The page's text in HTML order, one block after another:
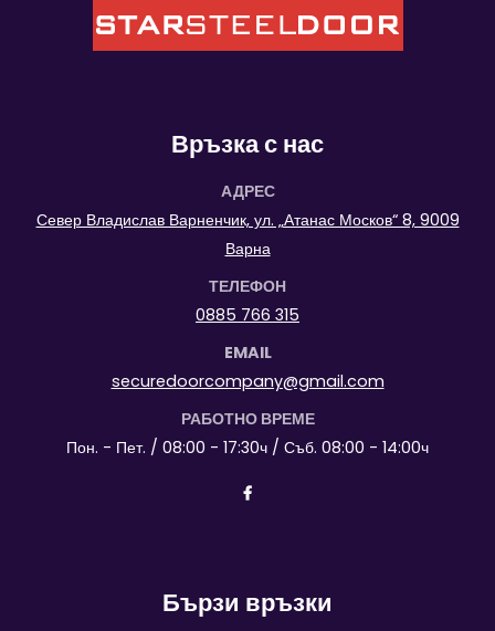
Връзка с нас
АДРЕС
Север Владислав Варненчик, ул. „Атанас Москов“ 8, 9009
Варна
ТЕЛЕФОН
0885 766 315
EMAIL
securedoorcompany@gmail.com
РАБОТНО ВРЕМЕ
Пон. - Пет. / 08:00 - 17:30ч / Съб. 08:00 - 14:00ч
Бързи връзки